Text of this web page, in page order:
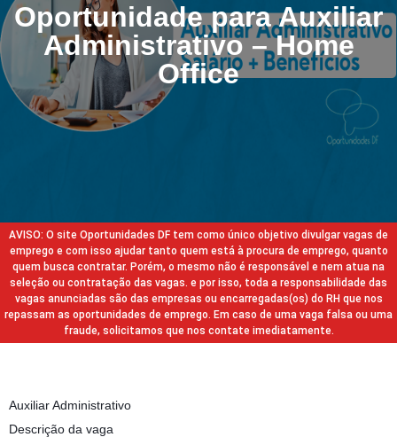
Oportunidade para Auxiliar
Administrativo – Home
Office
AVISO: O site Oportunidades DF tem como único objetivo divulgar vagas de
emprego e com isso ajudar tanto quem está à procura de emprego, quanto
quem busca contratar. Porém, o mesmo não é responsável e nem atua na
seleção ou contratação das vagas. e por isso, toda a responsabilidade das
vagas anunciadas são das empresas ou encarregadas(os) do RH que nos
repassam as oportunidades de emprego. Em caso de uma vaga falsa ou uma
fraude, solicitamos que nos contate imediatamente.
Auxiliar Administrativo
Descrição da vaga